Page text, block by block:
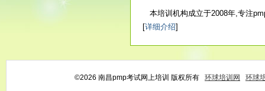
本培训机构成立于2008年,专注
[详细介绍]
©2026 南昌pmp考试网上培训 版权所有 环球培训网 环球